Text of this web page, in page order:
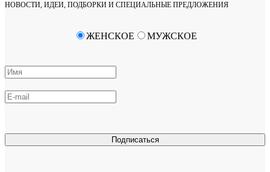
НОВОСТИ, ИДЕИ, ПОДБОРКИ И СПЕЦИАЛЬНЫЕ ПРЕДЛОЖЕНИЯ
Подписаться
ЖЕНСКОЕ МУЖСКОЕ